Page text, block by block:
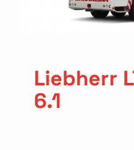
Liebherr
6.1